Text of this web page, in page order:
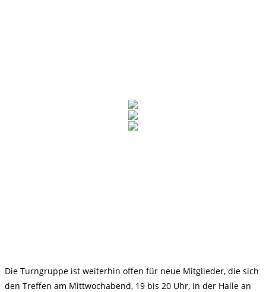
Die Turngruppe ist weiterhin offen für neue Mitglieder, die sich
den Treffen am Mittwochabend, 19 bis 20 Uhr, in der Halle an